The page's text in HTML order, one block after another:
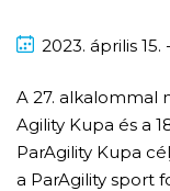
2023. április 15.
A 27. alkalommal
Agility Kupa és a
ParAgility Kupa
a ParAgility sport